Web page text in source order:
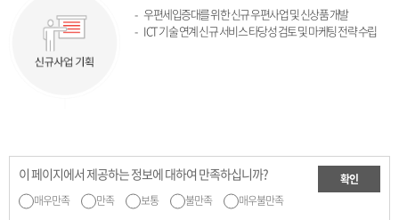
우편세입증대를 위한 신규 우편사업 및 신상품 개발
ICT 기술 연계 신규 서비스 타당성 검토 및 마케팅 전략 수립
이 페이지에서 제공하는 정보에 대하여 만족하십니까?
매우만족 만족 보통 불만족 매우불만족
확인